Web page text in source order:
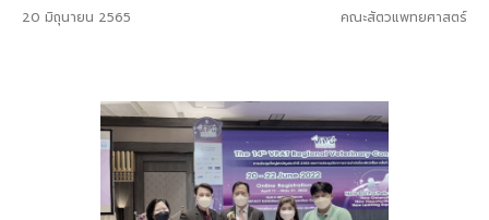
20 มิถุนายน 2565 คณะสัตวแพทยศาสตร์